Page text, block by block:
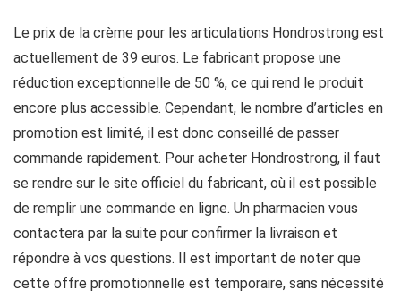
Le prix de la crème pour les articulations Hondrostrong est
actuellement de 39 euros. Le fabricant propose une
réduction exceptionnelle de 50 %, ce qui rend le produit
encore plus accessible. Cependant, le nombre d’articles en
promotion est limité, il est donc conseillé de passer
commande rapidement. Pour acheter Hondrostrong, il faut
se rendre sur le site officiel du fabricant, où il est possible
de remplir une commande en ligne. Un pharmacien vous
contactera par la suite pour confirmer la livraison et
répondre à vos questions. Il est important de noter que
cette offre promotionnelle est temporaire, sans nécessité